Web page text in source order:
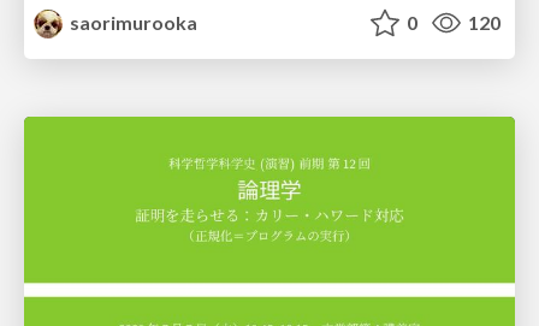
saorimurooka
0 120